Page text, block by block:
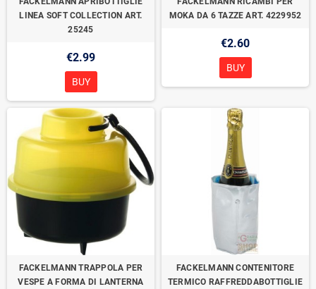
LINEA SOFT COLLECTION ART.
25245
€2.99
BUY
MOKA DA 6 TAZZE ART. 4229952
€2.60
BUY
FACKELMANN TRAPPOLA PER
VESPE A FORMA DI LANTERNA
FACKELMANN CONTENITORE
TERMICO RAFFREDDABOTTIGLIE